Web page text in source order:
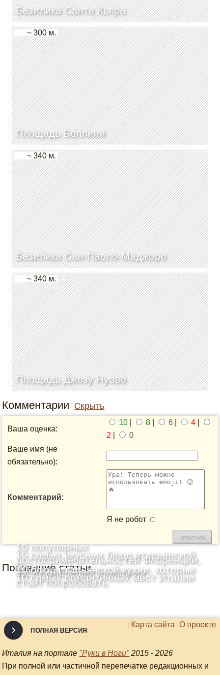
Базилика Санта Кьяра
Площадь Беллини
~ 300 м.
Базилика Сан-Паоло-Маджоре
~ 340 м.
Площадь Джезу Нуово
~ 340 м.
Комментарии Скрыть
Ваша оценка:
10 8 6 4
2
0
Ваше имя (не
обязательно):
Комментарий:
Я не робот
Последние статьи
10 самых вкусных блюд итальянской
кухни
10 популярных
достопримечательностей Флоренции,
заслуживающих внимания
10 самых романтичных мест Италии
10 блюд итальянской кухни, которые
стоит попробовать
О проекте
Карта сайта
ПОЛНАЯ ВЕРСИЯ
Италия на портале "Руки в Ноги" 2015 - 2026
При полной или частичной перепечатке редакционных и